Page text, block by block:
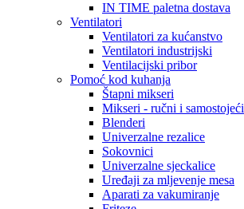
IN TIME paletna dostava
Ventilatori
Ventilatori za kućanstvo
Ventilatori industrijski
Ventilacijski pribor
Pomoć kod kuhanja
Štapni mikseri
Mikseri - ručni i samostojeći
Blenderi
Univerzalne rezalice
Sokovnici
Univerzalne sjeckalice
Uređaji za mljevenje mesa
Aparati za vakumiranje